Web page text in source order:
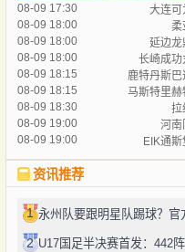
08-09 17:30 大连可
08-09 18:00
柔
08-09 18:00
延边龙
08-09 18:00
长崎成功
08-09 18:15
鹿特丹斯巴
08-09 18:15
马斯特里赫
08-09 18:30
拉
08-09 19:00
河南
08-09 19:00
EIK通斯
资讯推荐
1 永州队要跟明星队踢球？官
2 U17国足半决赛首发：442